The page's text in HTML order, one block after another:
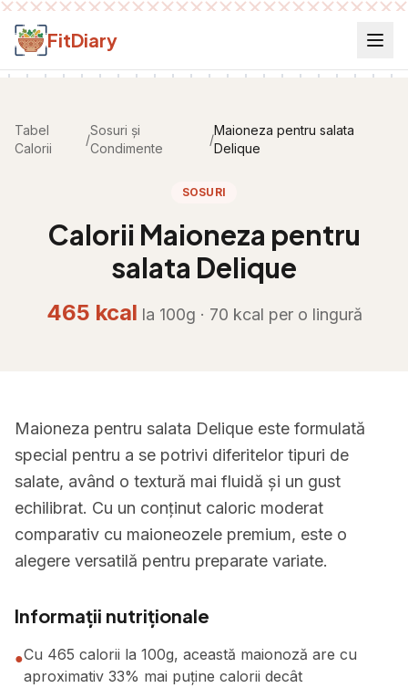
Salt la conținut
FitDiary
Tabel
Calorii
/
Sosuri și
Condimente
/
Maioneza pentru salata
Delique
SOSURI
Calorii Maioneza pentru
salata Delique
465 kcal la 100g · 70 kcal per o lingură
Maioneza pentru salata Delique este formulată
special pentru a se potrivi diferitelor tipuri de
salate, având o textură mai fluidă și un gust
echilibrat. Cu un conținut caloric moderat
comparativ cu maioneozele premium, este o
alegere versatilă pentru preparate variate.
Informații nutriționale
●Cu 465 calorii la 100g, această maionoză are cu
aproximativ 33% mai puține calorii decât